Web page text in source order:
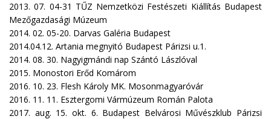
2013. 07. 04-31 TŰZ Nemzetközi Festészeti Kiállítás Budapest
Mezőgazdasági Múzeum
2014. 02. 05-20. Darvas Galéria Budapest
2014.04.12. Artania megnyitó Budapest Párizsi u.1.
2014. 08. 30. Nagyigmándi nap Szántó Lászlóval
2015. Monostori Erőd Komárom
2016. 10. 23. Flesh Károly MK. Mosonmagyaróvár
2016. 11. 11. Esztergomi Vármúzeum Román Palota
2017. aug. 15. okt. 6. Budapest Belvárosi Művészklub Párizsi